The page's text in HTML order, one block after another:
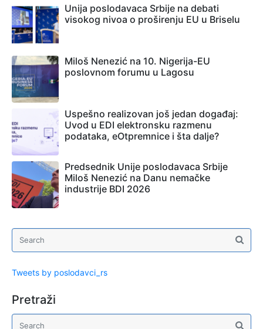
Unija poslodavaca Srbije na debati
visokog nivoa o proširenju EU u Briselu
Miloš Nenezić na 10. Nigerija-EU
poslovnom forumu u Lagosu
Uspešno realizovan još jedan događaj:
Uvod u EDI elektronsku razmenu
podataka, eOtpremnice i šta dalje?
Predsednik Unije poslodavaca Srbije
Miloš Nenezić na Danu nemačke
industrije BDI 2026
Tweets by poslodavci_rs
Pretraži